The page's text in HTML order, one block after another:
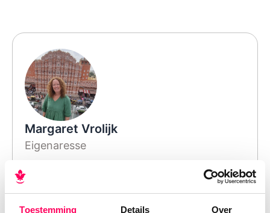
Toestemming Details Over
Margaret Vrolijk
Eigenaresse
In 1997 nam ik het besluit om van mijn